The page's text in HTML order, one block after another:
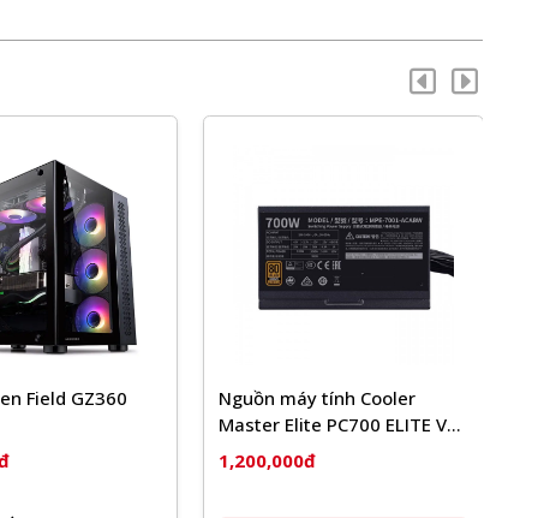
Field GZ360
Nguồn máy tính Cooler
Master Elite PC700 ELITE V3
700W
1,200,000đ